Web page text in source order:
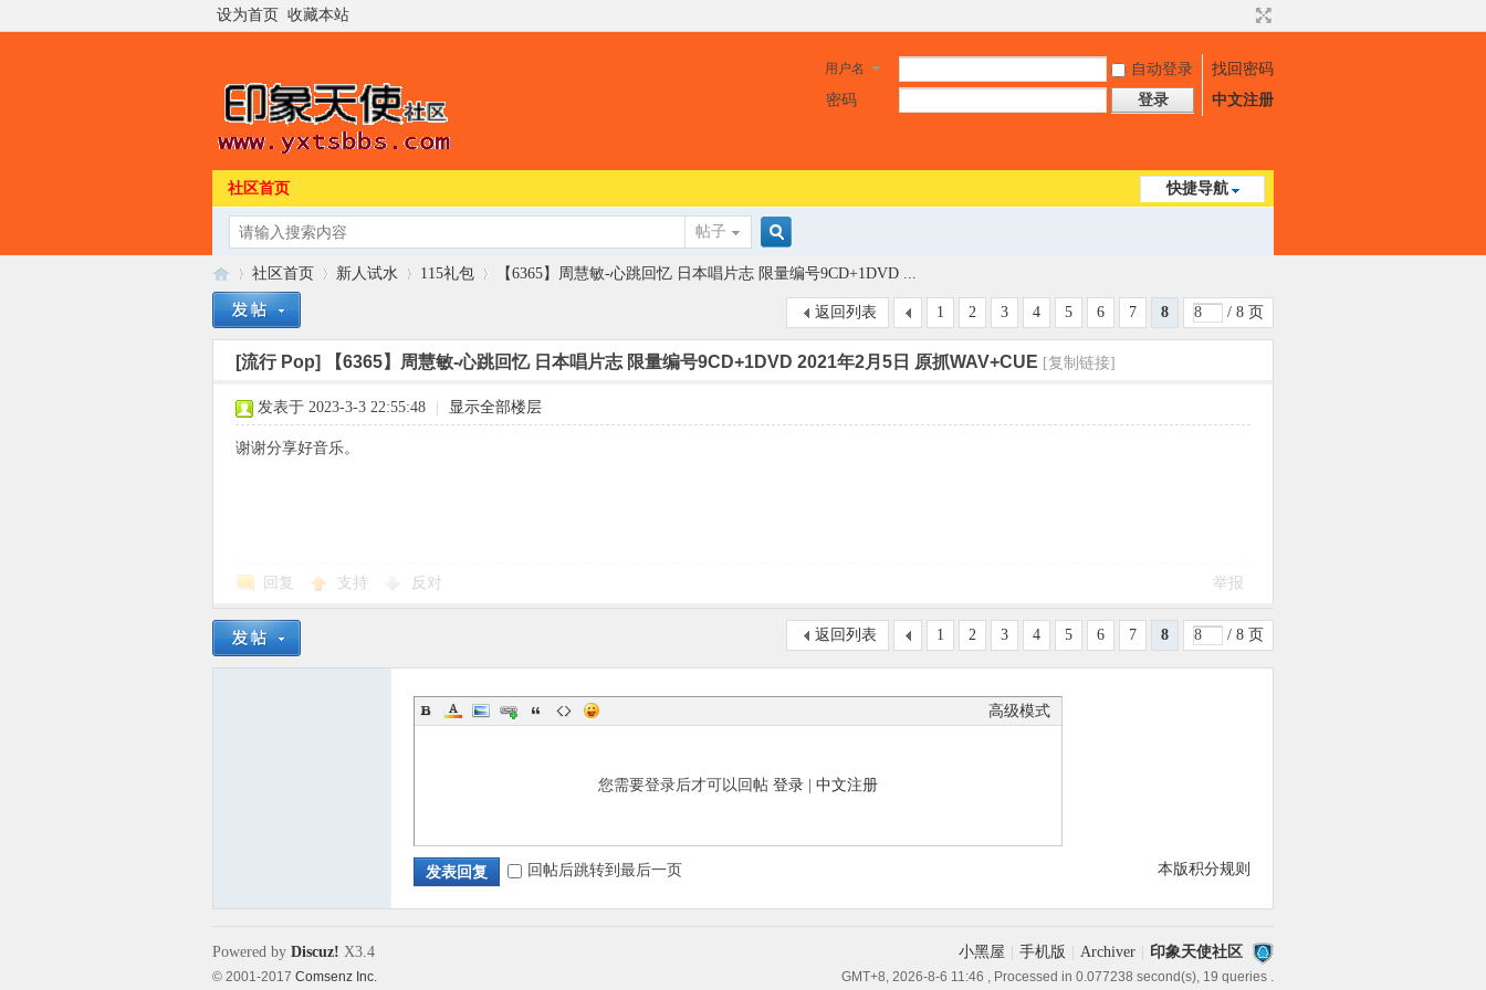
设为首页 收藏本站
用户名 自动登录
找回密码
密码
登录 中文注册
快捷导航
社区首页
帖子
搜
索
»
社区首页
›
新人试水
›
115礼包
›
【6365】周慧敏-心跳回忆 日本唱片志 限量编号9CD+1DVD ...
1 2 3 4 5 6 7 8 / 8 页
返回列表
[流行 Pop] 【6365】周慧敏-心跳回忆 日本唱片志 限量编号9CD+1DVD 2021年2月5日 原抓WAV+CUE [复制链接]
发表于 2023-3-3 22:55:48 显示全部楼层
谢谢分享好音乐。
回复 支持 反对 举报
1 2 3 4 5 6 7 8 / 8 页
返回列表
高级模式
您需要登录后才可以回帖 登录 中文注册
本版积分规则
发表回复 回帖后跳转到最后一页
小黑屋 手机版 Archiver 印象天使社区
GMT+8, 2026-8-6 11:46 , Processed in 0.077238 second(s), 19 queries .
Powered by Discuz! X3.4
© 2001-2017 Comsenz Inc.